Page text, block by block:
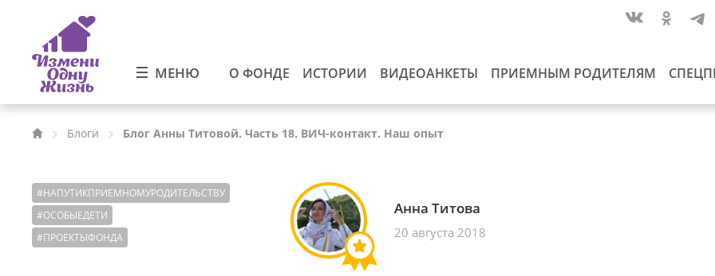
МЕНЮ О ФОНДЕ ИСТОРИИ ВИДЕОАНКЕТЫ ПРИЕМНЫМ РОДИТЕЛЯМ
Блоги Блог Анны Титовой. Часть 18. ВИЧ-контакт. Наш опыт
#НАПУТИКПРИЕМНОМУРОДИТЕЛЬСТВУ
#ОСОБЫЕДЕТИ
#ПРОЕКТЫФОНДА
Анна Титова
20 августа 2018